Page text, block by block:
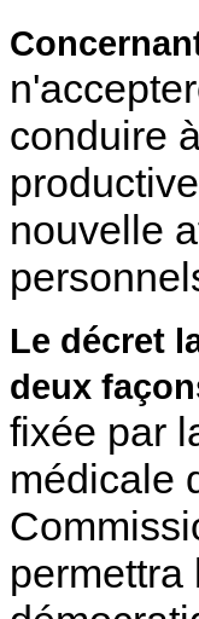
conduire
nouvelle
Le décret
deux
fixée par
médicale
permettra